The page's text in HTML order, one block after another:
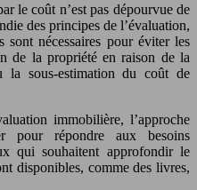
le coût n’est pas dépourvue de
des principes de l’évaluation,
sont nécessaires pour éviter les
de la propriété en raison de la
la sous-estimation du coût de
immobilière, l’approche
pour répondre aux besoins
qui souhaitent approfondir le
disponibles, comme des livres,